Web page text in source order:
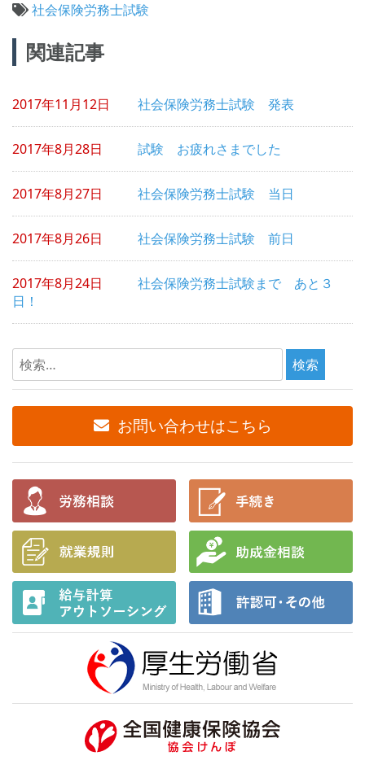
社会保険労務士試験
投
稿
ビ
ゲ
ー
シ
ョ
ン
関連記事
2017年11月12日 社会保険労務士試験 発表
2017年8月28日 試験 お疲れさまでした
2017年8月27日 社会保険労務士試験 当日
2017年8月26日 社会保険労務士試験 前日
2017年8月24日
社会保険労務士試験まで あと３
日！
検
索:
お問い合わせはこちら